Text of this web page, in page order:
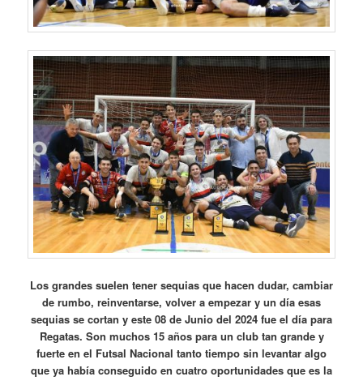
Los grandes suelen tener sequias que hacen dudar, cambiar
de rumbo, reinventarse, volver a empezar y un día esas
sequias se cortan y este 08 de Junio del 2024 fue el día para
Regatas. Son muchos 15 años para un club tan grande y
fuerte en el Futsal Nacional tanto tiempo sin levantar algo
que ya había conseguido en cuatro oportunidades que es la